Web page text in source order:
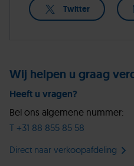
Twitter
Wij helpen u graag
Heeft u vragen?
Bel ons algemene nummer:
T +31 88 855 85 58
Direct naar verkoopafdeling